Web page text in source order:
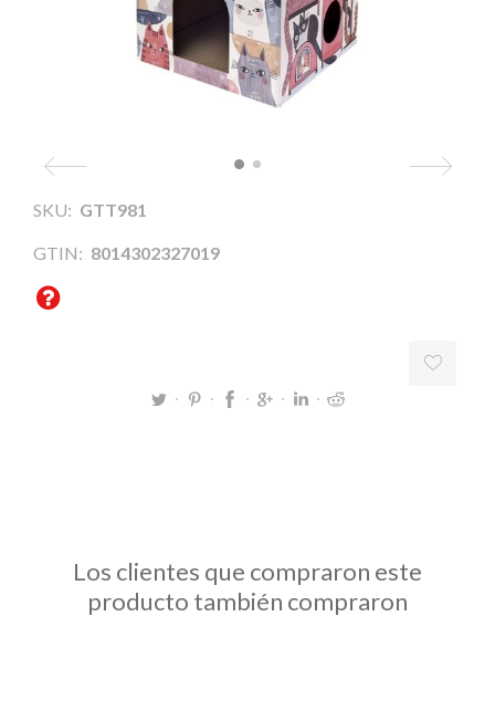
SKU: GTT981
GTIN: 8014302327019
Los clientes que compraron este
producto también compraron